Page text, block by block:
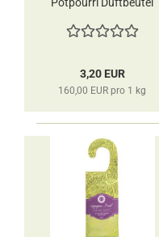
3,20 EUR
160,00 EUR pro 1 kg